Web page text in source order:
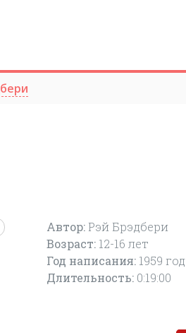
Автор: Рэй Брэдбери
Возраст: 12-16 лет
Год написания: 1959 год
Длительность: 0:19:00